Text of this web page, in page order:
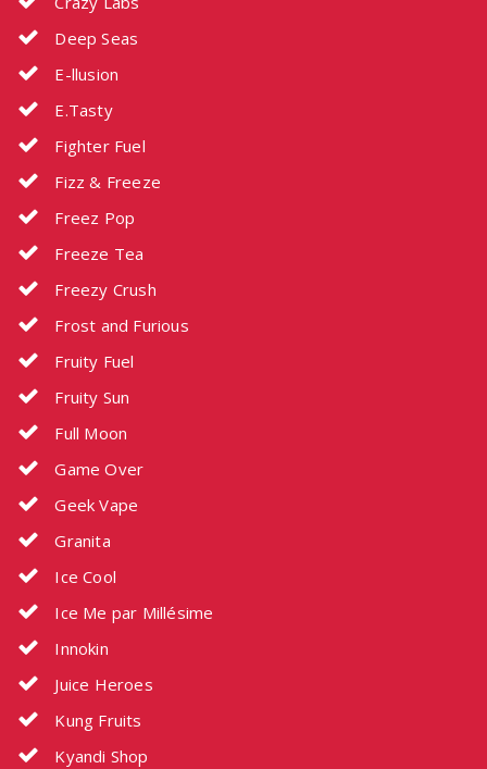
Deep Seas
E-llusion
E.Tasty
Fighter Fuel
Fizz & Freeze
Freez Pop
Freeze Tea
Freezy Crush
Frost and Furious
Fruity Fuel
Fruity Sun
Full Moon
Game Over
Geek Vape
Granita
Ice Cool
Ice Me par Millésime
Innokin
Juice Heroes
Kung Fruits
Kyandi Shop